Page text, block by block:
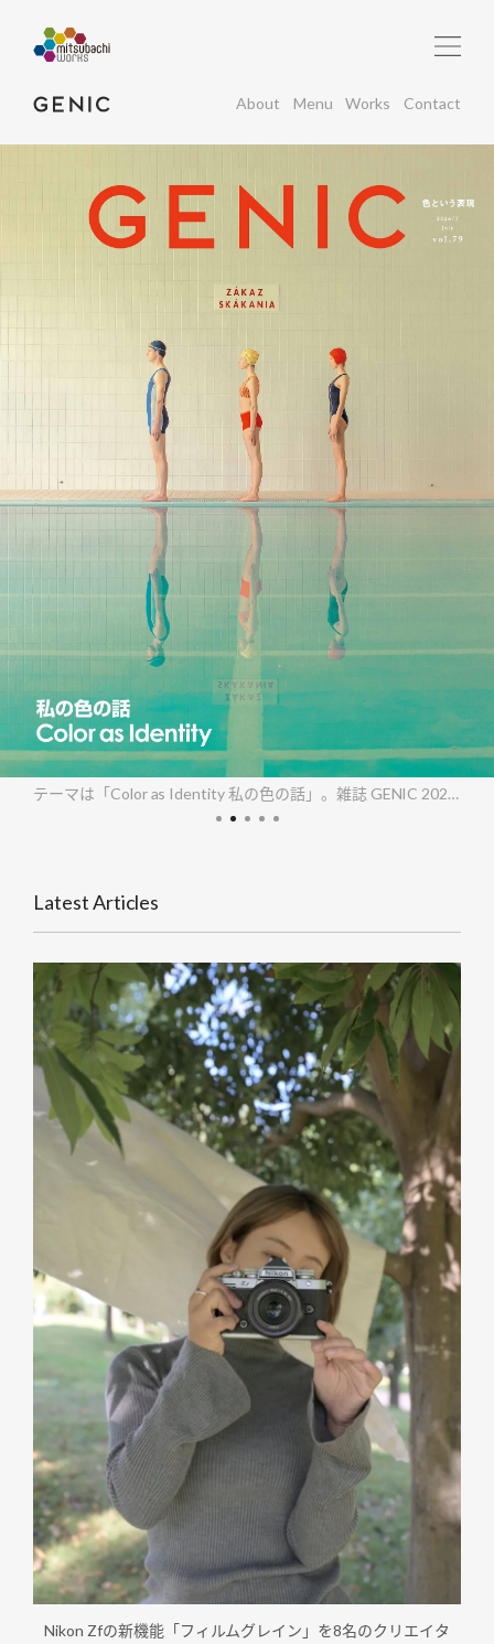
About Menu Works Contact
テーマは「Street Photography 名もなき瞬間」。雑誌 GENIC 2026年4月号は3月6日（金）発売
Latest Articles
Nikon Zfの新機能「フィルムグレイン」を8名のクリエイタ